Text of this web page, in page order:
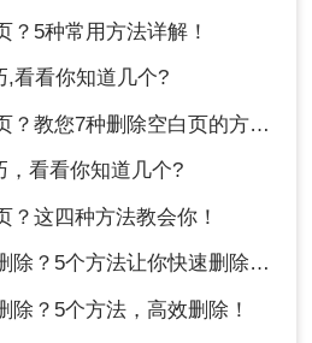
？5种常用方法详解！
,看看你知道几个?
教您7种删除空白页的方法！
，看看你知道几个?
？这四种方法教会你！
5个方法让你快速删除页眉横线
除？5个方法，高效删除！